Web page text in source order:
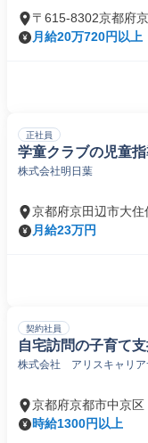
〒615-8302京都府
町
月給20万720円以上
正社員
学童クラブの児童
株式会社明日葉
京都府京田辺市大住
月給23万円
契約社員
自宅訪問の子育て
株式会社 アリスキャリア
京都府京都市中京区
時給1300円以上